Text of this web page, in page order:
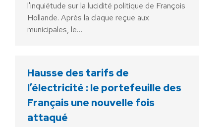
l'inquiétude sur la lucidité politique de François
Hollande. Après la claque reçue aux
municipales, le…
Hausse des tarifs de
l’électricité : le portefeuille des
Français une nouvelle fois
attaqué